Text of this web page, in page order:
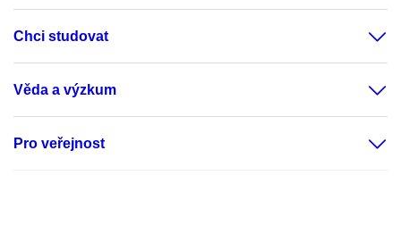
Chci studovat
Věda a výzkum
Pro veřejnost